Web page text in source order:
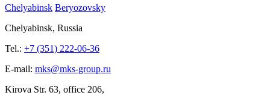
Chelyabinsk Beryozovsky
Chelyabinsk, Russia
Tel.: +7 (351) 222-06-36
E-mail: mks@mks-group.ru
Kirova Str. 63, office 206,